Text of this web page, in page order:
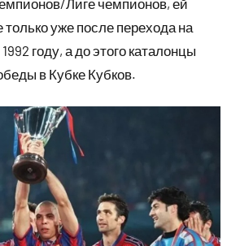
уже после перехода на
году, а до этого каталонцы
в Кубке Кубков.